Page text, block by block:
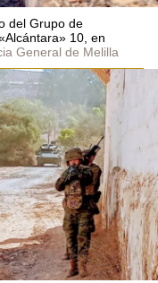
del Grupo de
10, en
General de Melilla